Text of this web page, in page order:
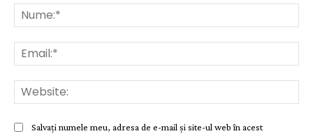
Salvați numele meu, adresa de e-mail și site-ul web în acest